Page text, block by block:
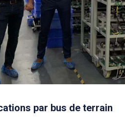
par bus de terrain